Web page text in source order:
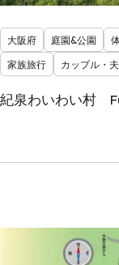
大阪府 庭園&公園
家族旅行
カップル・
紀泉わいわい村